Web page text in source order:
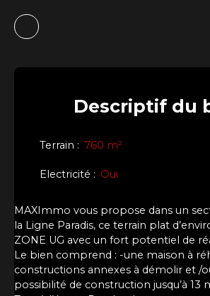
Descriptifdu
Terrain : 760 m²
Electricité : Oui
MAXImmo vous propose dans un
la Ligne Paradis, ce terrain plat
ZONE UG avec un fort potentiel de
Le bien comprend : -une maison à
constructions annexes à démolir et /
possibilité de construction jusqu’à 13